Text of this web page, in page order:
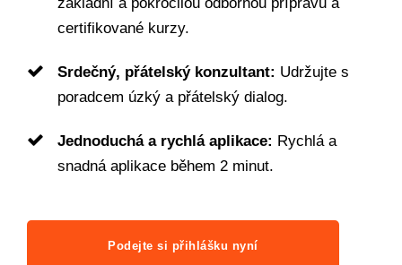
certifikované kurzy.
Srdečný, přátelský konzultant: Udržujte s
poradcem úzký a přátelský dialog.
Jednoduchá a rychlá aplikace: Rychlá a
snadná aplikace během 2 minut.
Podejte si přihlášku nyní